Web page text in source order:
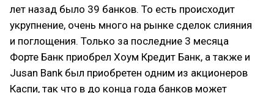
лет назад было 39 банков. То есть происходит
укрупнение, очень много на рынке сделок слияния
и поглощения. Только за последние 3 месяца
Форте Банк приобрел Хоум Кредит Банк, а также и
Jusan Bank был приобретен одним из акционеров
Каспи, так что в до конца года банков может